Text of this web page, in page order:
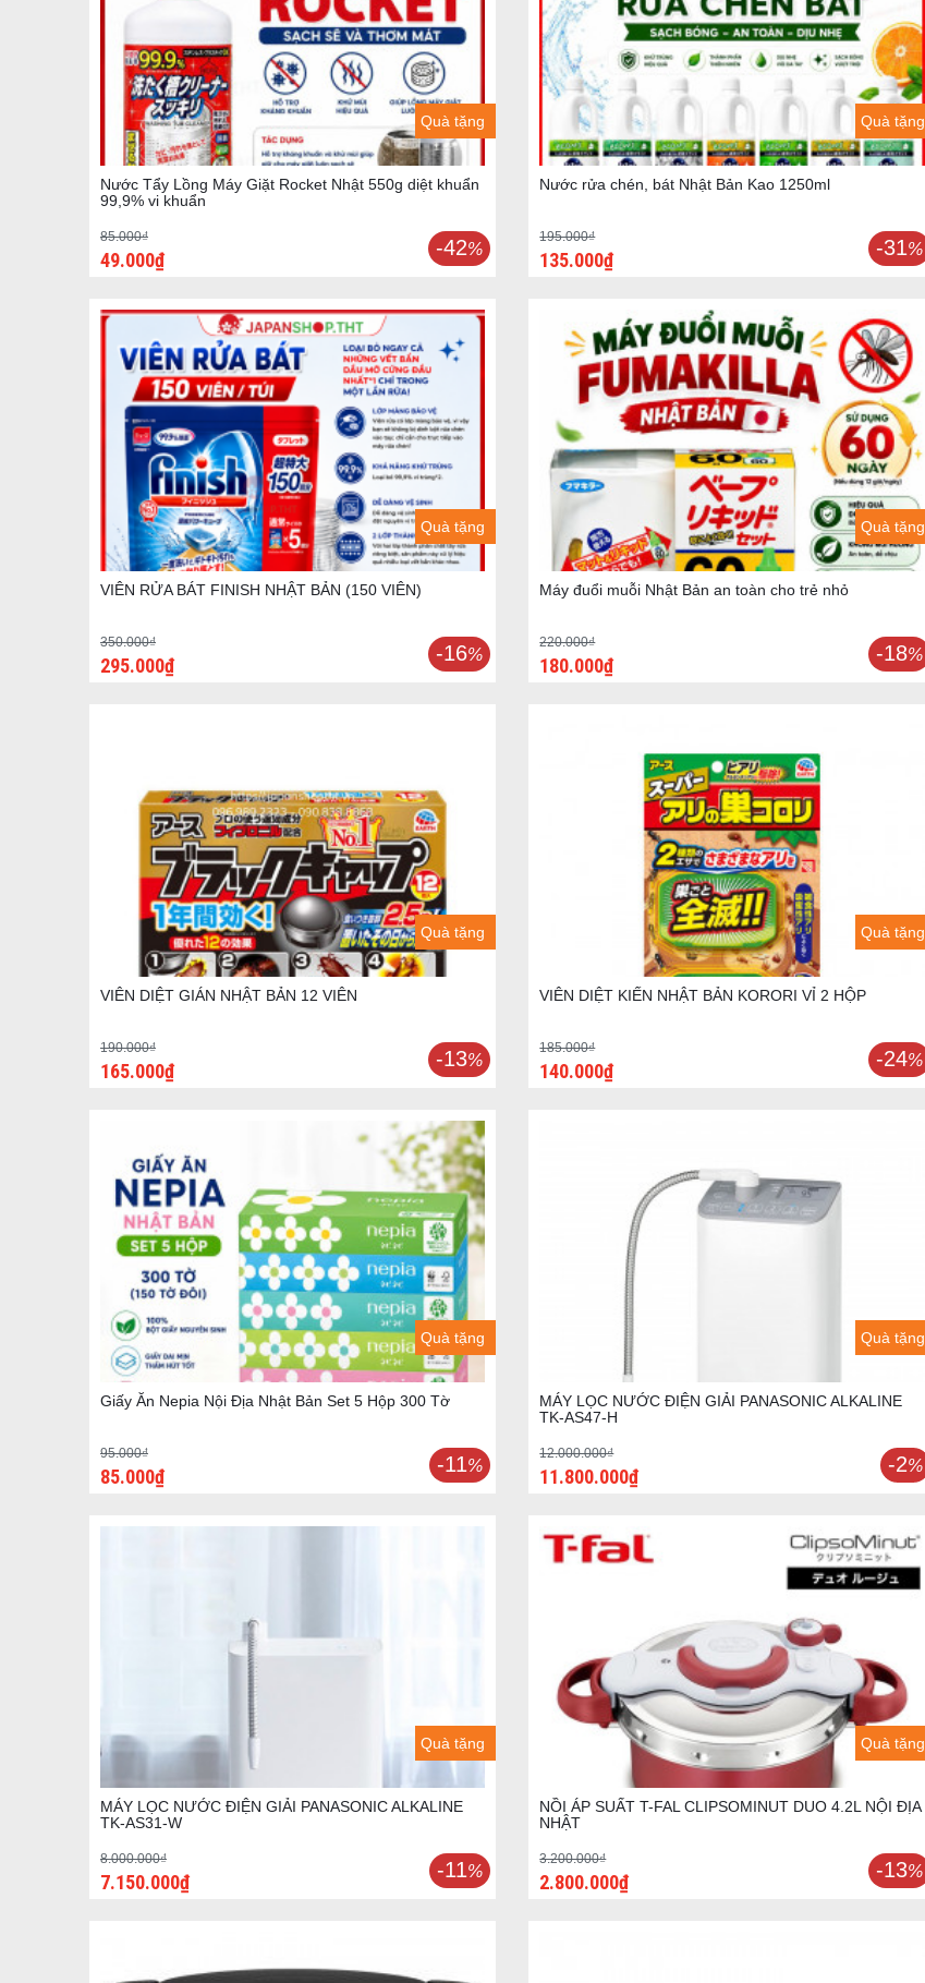
Quà tặng
Nước Tẩy Lồng Máy Giặt Rocket Nhật 550g diệt khuẩn
99,9% vi khuẩn
85.000₫
49.000₫
-42%
Quà tặng
Nước rửa chén, bát Nhật Bản Kao 1250ml
195.000₫
135.000₫
-31%
Quà tặng
VIÊN RỬA BÁT FINISH NHẬT BẢN (150 VIÊN)
350.000₫
295.000₫
-16%
Quà tặng
Máy đuổi muỗi Nhật Bản an toàn cho trẻ nhỏ
220.000₫
180.000₫
-18%
Quà tặng
VIÊN DIỆT GIÁN NHẬT BẢN 12 VIÊN
190.000₫
165.000₫
-13%
Quà tặng
VIÊN DIỆT KIẾN NHẬT BẢN KORORI VỈ 2 HỘP
185.000₫
140.000₫
-24%
Quà tặng
Giấy Ăn Nepia Nội Địa Nhật Bản Set 5 Hộp 300 Tờ
95.000₫
85.000₫
-11%
Quà tặng
MÁY LỌC NƯỚC ĐIỆN GIẢI PANASONIC ALKALINE
TK-AS47-H
12.000.000₫
11.800.000₫
-2%
Quà tặng
MÁY LỌC NƯỚC ĐIỆN GIẢI PANASONIC ALKALINE
TK-AS31-W
8.000.000₫
7.150.000₫
-11%
Quà tặng
NỒI ÁP SUẤT T-FAL CLIPSOMINUT DUO 4.2L NỘI ĐỊA
NHẬT
3.200.000₫
2.800.000₫
-13%